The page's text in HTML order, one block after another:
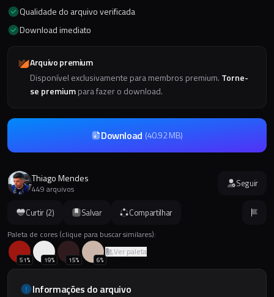
Curtir (2) Salvar Compartilhar
Paleta de cores (clique para buscar similares):
51% 19% 15% 6%
Ver paleta
Informações do arquivo
Qualidade do arquivo verificada
Download imediato
Arquivo premium
Disponível exclusivamente para membros premium. Torne-
se premiumpara fazer o download.
Download (40.92 MB)
Thiago Mendes
449 arquivos Seguir